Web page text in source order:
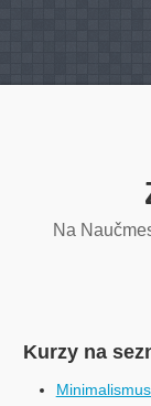
Na
Kurzy na